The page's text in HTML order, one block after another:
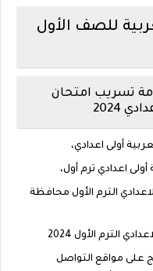
للصف الأول
تسريب امتحان
2024
أولى اعدادي،
اعدادي ترم أول،
الترم الأول محافظة
الترم الأول 2024
مواقع التواصل